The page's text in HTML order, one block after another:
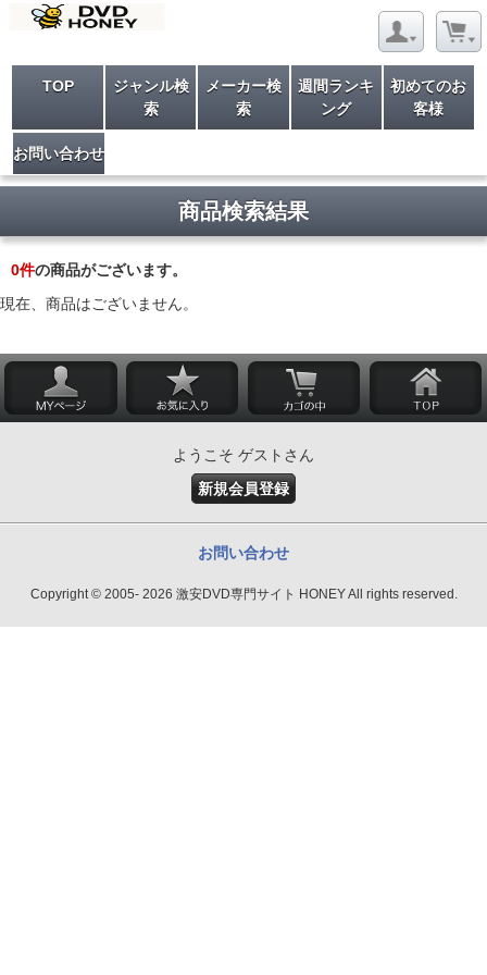
TOP
ジャンル検
索
メーカー検
索
週間ランキ
ング
初めてのお
客様
お問い合わせ
商品検索結果
0件の商品がございます。
現在、商品はございません。
ようこそ ゲストさん
新規会員登録
お問い合わせ
Copyright © 2005- 2026 激安DVD専門サイト HONEY All rights reserved.